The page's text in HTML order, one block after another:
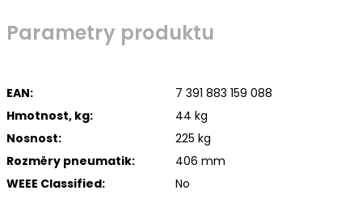
Parametry produktu
EAN:
7 391 883 159 088
Hmotnost, kg:
44 kg
Nosnost:
225 kg
Rozměry pneumatik:
406 mm
WEEE Classified:
No